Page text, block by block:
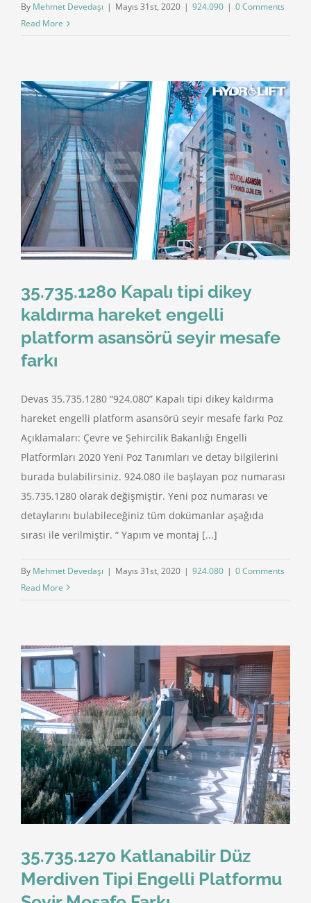
By Mehmet Devedaşı | Mayıs 31st, 2020 | 924.090 | 0 Comments
Read More
35.735.1280 Kapalı tipi dikey
kaldırma hareket engelli
platform asansörü seyir mesafe
farkı
Devas 35.735.1280 “924.080” Kapalı tipi dikey kaldırma
hareket engelli platform asansörü seyir mesafe farkı Poz
Açıklamaları: Çevre ve Şehircilik Bakanlığı Engelli
Platformları 2020 Yeni Poz Tanımları ve detay bilgilerini
burada bulabilirsiniz. 924.080 ile başlayan poz numarası
35.735.1280 olarak değişmiştir. Yeni poz numarası ve
detaylarını bulabileceğiniz tüm dokümanlar aşağıda
sırası ile verilmiştir. “ Yapım ve montaj [...]
By Mehmet Devedaşı | Mayıs 31st, 2020 | 924.080 | 0 Comments
Read More
35.735.1270 Katlanabilir Düz
Merdiven Tipi Engelli Platformu